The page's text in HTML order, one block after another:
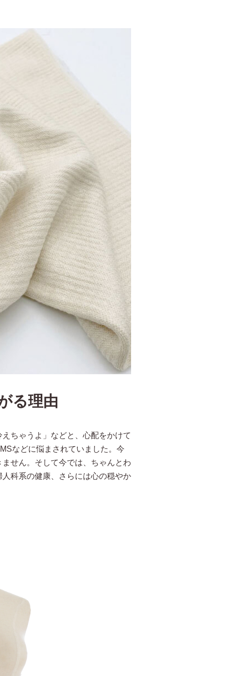
る理由
ちゃうよ」などと、心配をかけて
などに悩まされていました。今
せん。そして今では、ちゃんとわ
科系の健康、さらには心の穏やか